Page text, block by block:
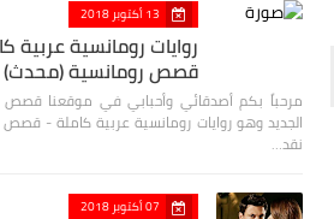
13 أكتوبر 2018
روايات رومانسية عربية
قصص رومانسية (محدث)
الجديد وهو روايات رومانسية عربية كاملة -
نقد…
07 أكتوبر 2018